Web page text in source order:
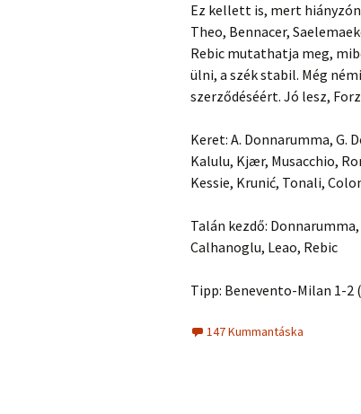
Ez kellett is, mert
Theo, Bennacer,
Rebic mutathatja meg,
ülni, a szék stabil. Még
szerződéséért. Jó lesz,
Keret: A. Donnarumma, G.
Kalulu, Kjær, Musacchio,
Kessie, Krunić, Tonali,
Talán kezdő:
Calhanoglu, Leao, Rebic
Tipp: Benevento-Milan 1-
147 Kummantáska